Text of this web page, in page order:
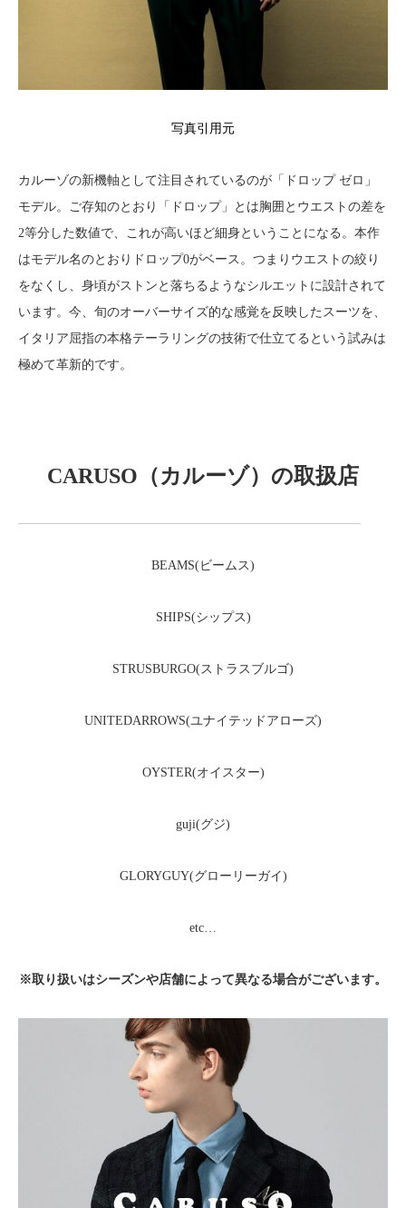
写真引用元
カルーゾの新機軸として注目されているのが「ドロップ ゼロ」
モデル。ご存知のとおり「ドロップ」とは胸囲とウエストの差を
2等分した数値で、これが高いほど細身ということになる。本作
はモデル名のとおりドロップ0がベース。つまりウエストの絞り
をなくし、身頃がストンと落ちるようなシルエットに設計されて
います。今、旬のオーバーサイズ的な感覚を反映したスーツを、
イタリア屈指の本格テーラリングの技術で仕立てるという試みは
極めて革新的です。
CARUSO（カルーゾ）の取扱店
BEAMS(ビームス)
SHIPS(シップス)
STRUSBURGO(ストラスブルゴ)
UNITEDARROWS(ユナイテッドアローズ)
OYSTER(オイスター)
guji(グジ)
GLORYGUY(グローリーガイ)
etc…
※取り扱いはシーズンや店舗によって異なる場合がございます。